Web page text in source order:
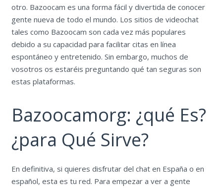
otro. Bazoocam es una forma fácil y divertida de conocer
gente nueva de todo el mundo. Los sitios de videochat
tales como Bazoocam son cada vez más populares
debido a su capacidad para facilitar citas en línea
espontáneo y entretenido. Sin embargo, muchos de
vosotros os estaréis preguntando qué tan seguras son
estas plataformas.
Bazoocamorg: ¿qué Es?
¿para Qué Sirve?
En definitiva, si quieres disfrutar del chat en España o en
español, esta es tu red. Para empezar a ver a gente